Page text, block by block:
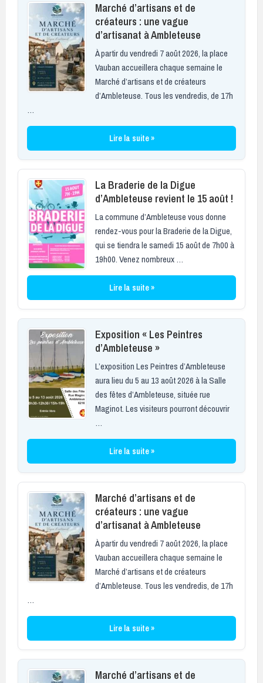
Marché d’artisans et de
créateurs : une vague
d’artisanat à Ambleteuse
À partir du vendredi 7 août 2026, la place
Vauban accueillera chaque semaine le
Marché d’artisans et de créateurs
d’Ambleteuse. Tous les vendredis, de 17h
…
Lire la suite »
La Braderie de la Digue
d’Ambleteuse revient le 15 août !
La commune d’Ambleteuse vous donne
rendez-vous pour la Braderie de la Digue,
qui se tiendra le samedi 15 août de 7h00 à
19h00. Venez nombreux …
Lire la suite »
Exposition « Les Peintres
d’Ambleteuse »
L’exposition Les Peintres d’Ambleteuse
aura lieu du 5 au 13 août 2026 à la Salle
des fêtes d’Ambleteuse, située rue
Maginot. Les visiteurs pourront découvrir
…
Lire la suite »
Marché d’artisans et de
créateurs : une vague
d’artisanat à Ambleteuse
À partir du vendredi 7 août 2026, la place
Vauban accueillera chaque semaine le
Marché d’artisans et de créateurs
d’Ambleteuse. Tous les vendredis, de 17h
…
Lire la suite »
Marché d’artisans et de